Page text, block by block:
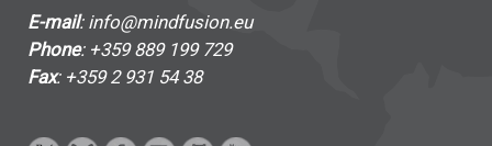
E-mail: info@mindfusion.eu
Phone: +359 889 199 729
Fax: +359 2 931 54 38